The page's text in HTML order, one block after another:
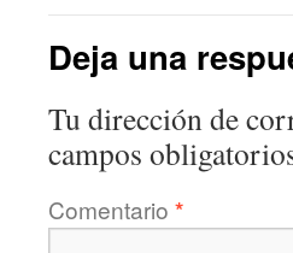
Deja una
Tu dirección de
campos
Comentario *